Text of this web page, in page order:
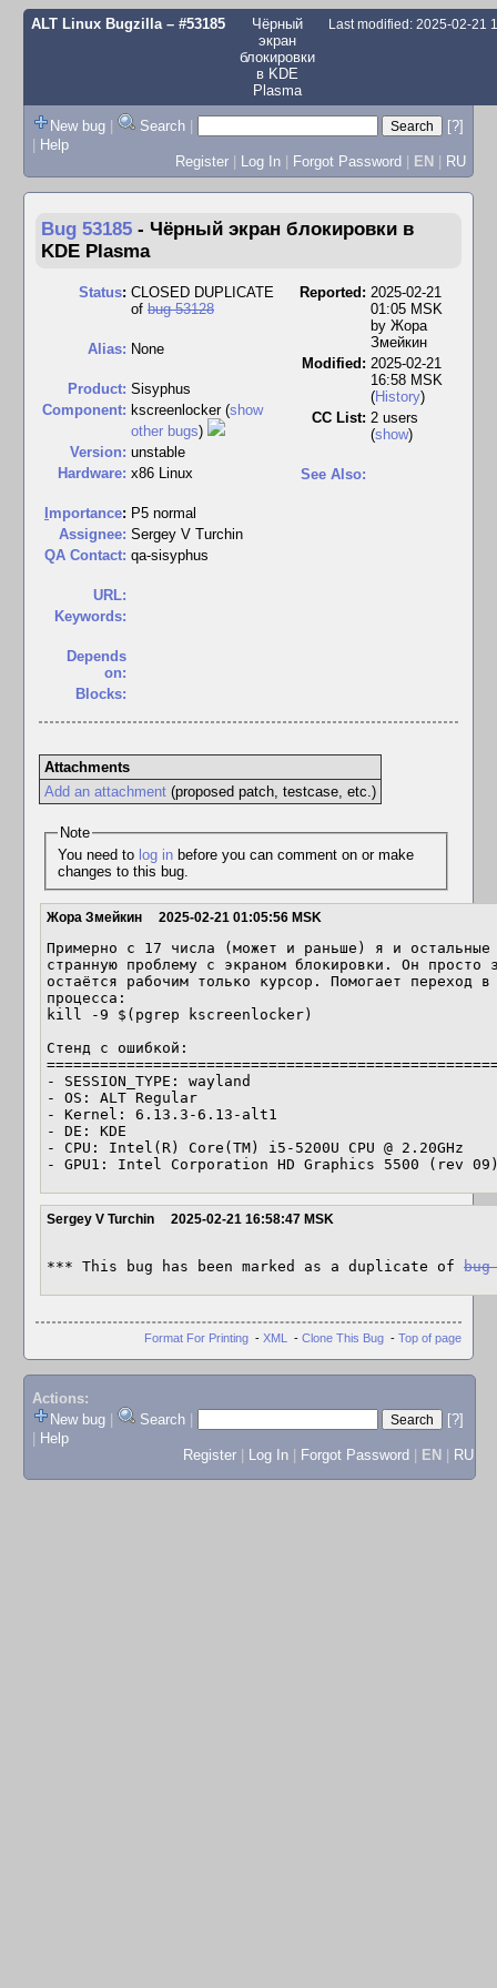
ALT Linux Bugzilla– #53185
Чёрный
экран
блокировки
в KDE
Plasma
Last modified: 2025-02-21
New bug | Search |
[?]
| Help
Register | Log In | Forgot Password | EN | RU
Bug 53185 - Чёрный экран блокировки в
KDE Plasma
Status: CLOSED DUPLICATE
of bug 53128
Alias: None
Product: Sisyphus
Component: kscreenlocker (show
other bugs)
Version: unstable
Hardware: x86 Linux
mportance: P5 normal
Assignee: Sergey V Turchin
QA Contact: qa-sisyphus
URL:
Keywords:
Depends
on:
Blocks:
Reported: 2025-02-21
01:05 MSK
by Жора
Змейкин
Modified: 2025-02-21
16:58 MSK
(History)
CC List: 2 users
(show)
See Also:
Attachments
Add an attachment(proposed patch, testcase, etc.)
Note
You need to log inbefore you can comment on or make
changes to this bug.
Жора Змейкин 2025-02-21 01:05:56 MSK
Примерно с 17 числа (может и раньше) я и остальные
странную проблему с экраном блокировки. Он просто
остаётся рабочим только курсор. Помогает переход
процесса:
kill -9 $(pgrep kscreenlocker)
Стенд с ошибкой:
- SESSION_TYPE: wayland
- OS: ALT Regular
- Kernel: 6.13.3-6.13-alt1
- DE: KDE
- CPU: Intel(R) Core(TM) i5-5200U CPU @ 2.20GHz
- GPU1: Intel Corporation HD Graphics 5500 (rev
Sergey V Turchin 2025-02-21 16:58:47 MSK
*** This bug has been marked as a duplicate of bug
Format For Printing - XML - Clone This Bug - Top of page
Actions:
New bug
Search
[?]
Help
Register
Log In Forgot Password EN RU